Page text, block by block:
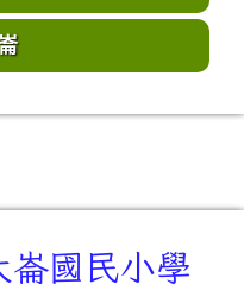
崙國民小學